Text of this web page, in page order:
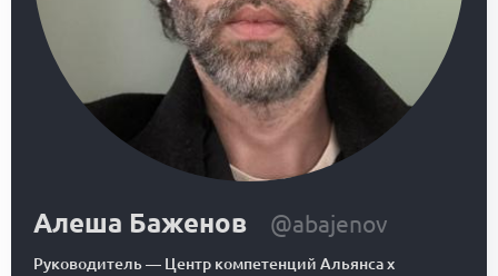
Алеша Баженов @abajenov
Руководитель— Центр компетенций Альянса x